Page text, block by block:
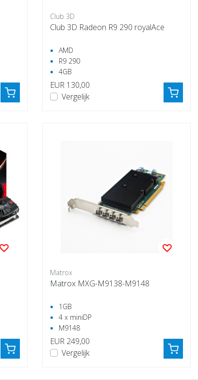
Club 3D
Club 3D Radeon R9 290 royalAce
AMD
R9 290
4GB
EUR 130,00
Vergelijk
Matrox
Matrox MXG-M9138-M9148
1GB
4 x miniDP
M9148
EUR 249,00
Vergelijk